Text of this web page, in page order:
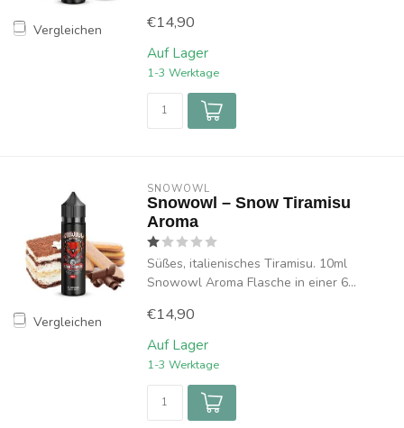
Vergleichen €14,90
Auf Lager
1-3 Werktage
Vergleichen
SNOWOWL
Snowowl – Snow Tiramisu
Aroma
Süßes, italienisches Tiramisu. 10ml
Snowowl Aroma Flasche in einer 6...
€14,90
Auf Lager
1-3 Werktage